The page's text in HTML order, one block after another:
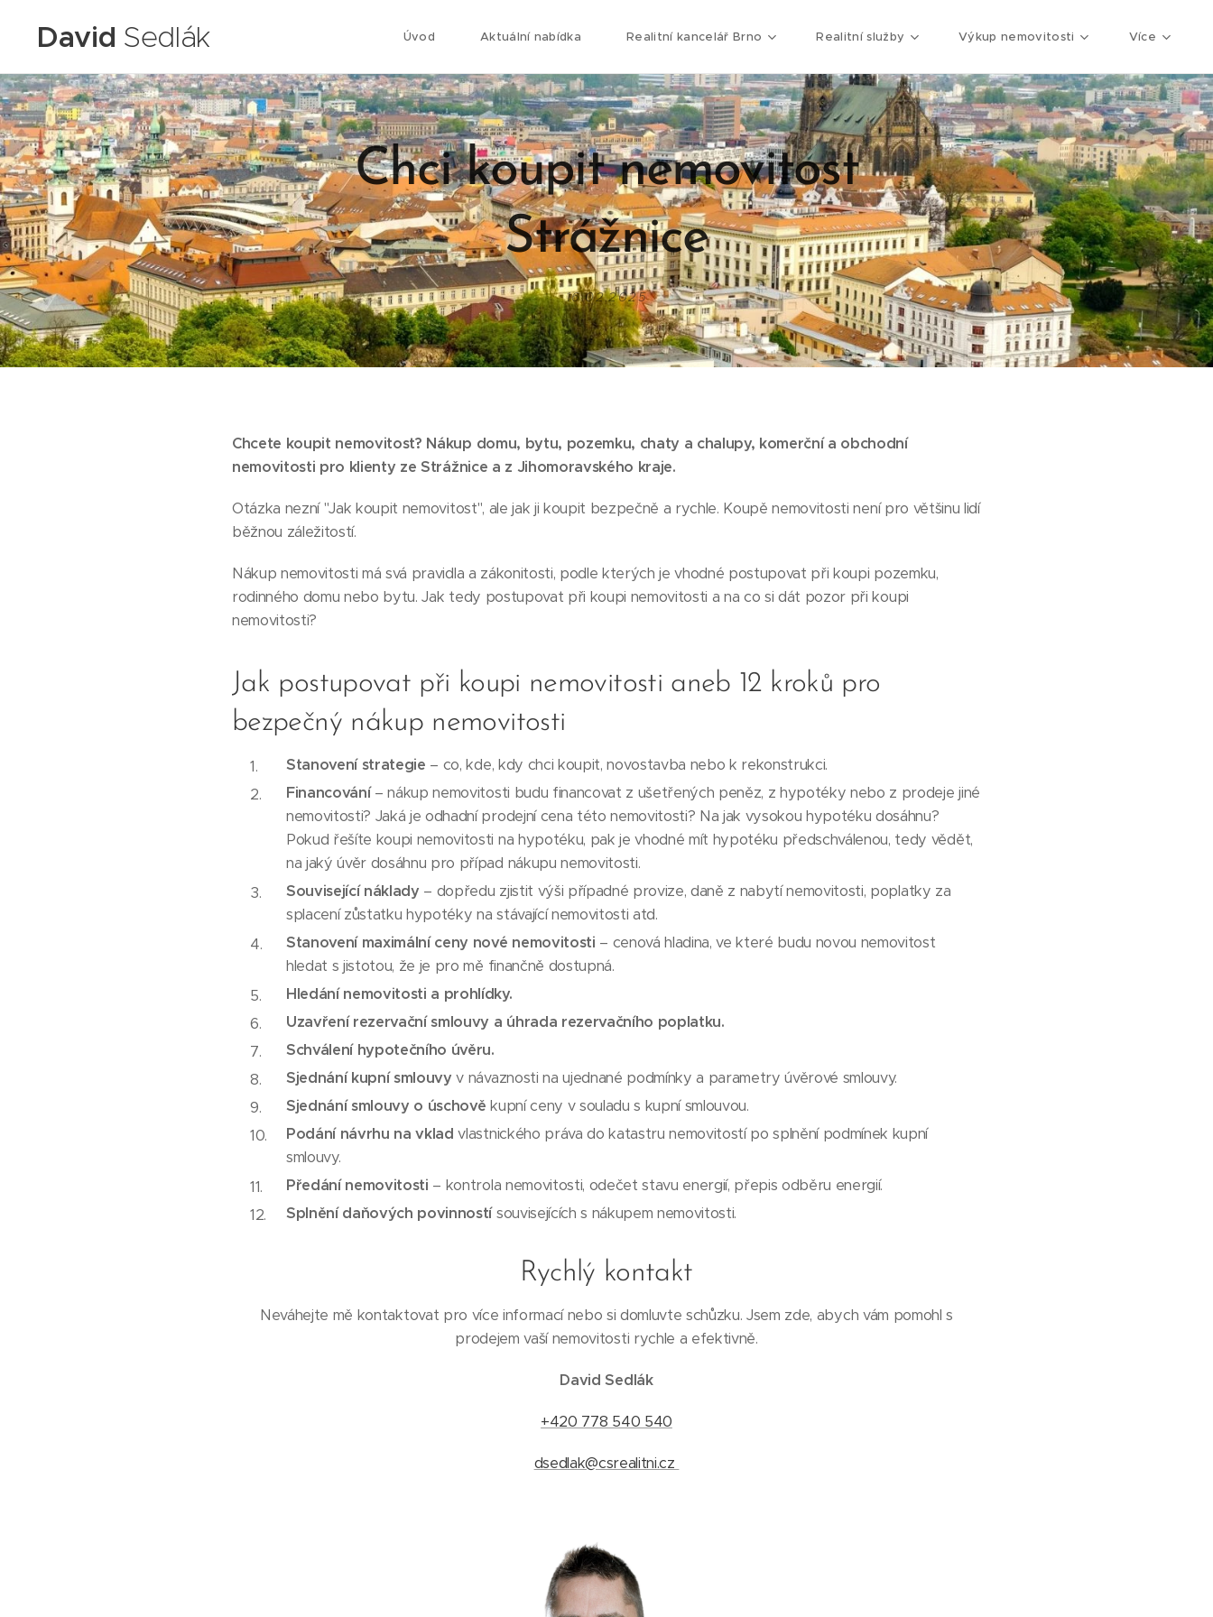
David Sedlák Úvod Aktuální nabídka Realitní kancelář Brno Realitní služby Výkup nemovitosti Více
Chci koupit nemovitost
Strážnice
16.02.2025
Chcete koupit nemovitost? Nákup domu, bytu, pozemku, chaty a chalupy, komerční a obchodní
nemovitosti pro klienty ze Strážnice a z Jihomoravského kraje.
Otázka nezní "Jak koupit nemovitost", ale jak ji koupit bezpečně a rychle. Koupě nemovitosti není pro většinu lidí
běžnou záležitostí.
Nákup nemovitosti má svá pravidla a zákonitosti, podle kterých je vhodné postupovat při koupi pozemku,
rodinného domu nebo bytu. Jak tedy postupovat při koupi nemovitosti a na co si dát pozor při koupi
nemovitosti?
Jak postupovat při koupi nemovitosti aneb 12 kroků pro
bezpečný nákup nemovitosti
Stanovení strategie – co, kde, kdy chci koupit, novostavba nebo k rekonstrukci.
Financování– nákup nemovitosti budu financovat z ušetřených peněz, z hypotéky nebo z prodeje jiné
nemovitosti? Jaká je odhadní prodejní cena této nemovitosti? Na jak vysokou hypotéku dosáhnu?
Pokud řešíte koupi nemovitosti na hypotéku, pak je vhodné mít hypotéku předschválenou, tedy vědět,
na jaký úvěr dosáhnu pro případ nákupu nemovitosti.
Související náklady – dopředu zjistit výši případné provize, daně z nabytí nemovitosti, poplatky za
splacení zůstatku hypotéky na stávající nemovitosti atd.
Stanovení maximální ceny nové nemovitosti – cenová hladina, ve které budu novou nemovitost
hledat s jistotou, že je pro mě finančně dostupná.
Hledání nemovitosti a prohlídky.
Uzavření rezervační smlouvy a úhrada rezervačního poplatku.
Schválení hypotečního úvěru.
Sjednání kupní smlouvy v návaznosti na ujednané podmínky a parametry úvěrové smlouvy.
Sjednání smlouvy o úschově kupní ceny v souladu s kupní smlouvou.
Podání návrhu na vklad vlastnického práva do katastru nemovitostí po splnění podmínek kupní
smlouvy.
Předání nemovitosti – kontrola nemovitosti, odečet stavu energií, přepis odběru energií.
Splnění daňových povinnostísouvisejících s nákupem nemovitosti.
Rychlý kontakt
Neváhejte mě kontaktovat pro více informací nebo si domluvte schůzku. Jsem zde, abych vám pomohl s
prodejem vaší nemovitosti rychle a efektivně.
David Sedlák
+420 778 540 540
dsedlak@csrealitni.cz